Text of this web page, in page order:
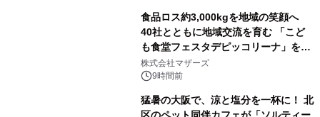
食品ロス約3,000kgを地域の笑顔へ
40社とともに地域交流を育む 「こど
も食堂フェスタデピッコリーナ」を9
月5日(土)開催
株式会社マザーズ
9時間前
猛暑の大阪で、涼と塩分を一杯に！ 北
区のペット同伴カフェが「ソルティー